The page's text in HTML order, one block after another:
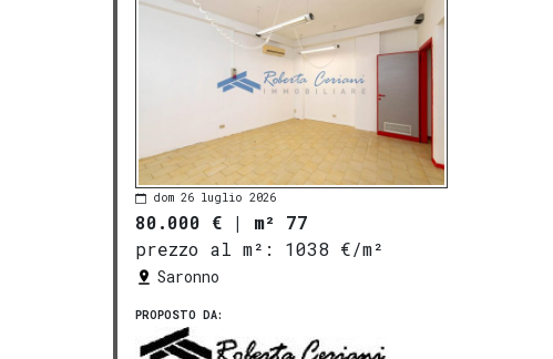
dom 26 luglio 2026
80.000 € | m² 77
prezzo al m²:
1038 €/m²
Saronno
PROPOSTO DA: